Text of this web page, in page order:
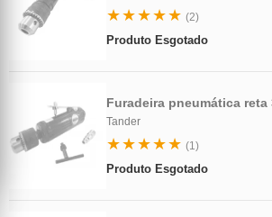
★★★★★ (2)
Produto Esgotado
Furadeira pneumática reta
Tander
★★★★★ (1)
Produto Esgotado